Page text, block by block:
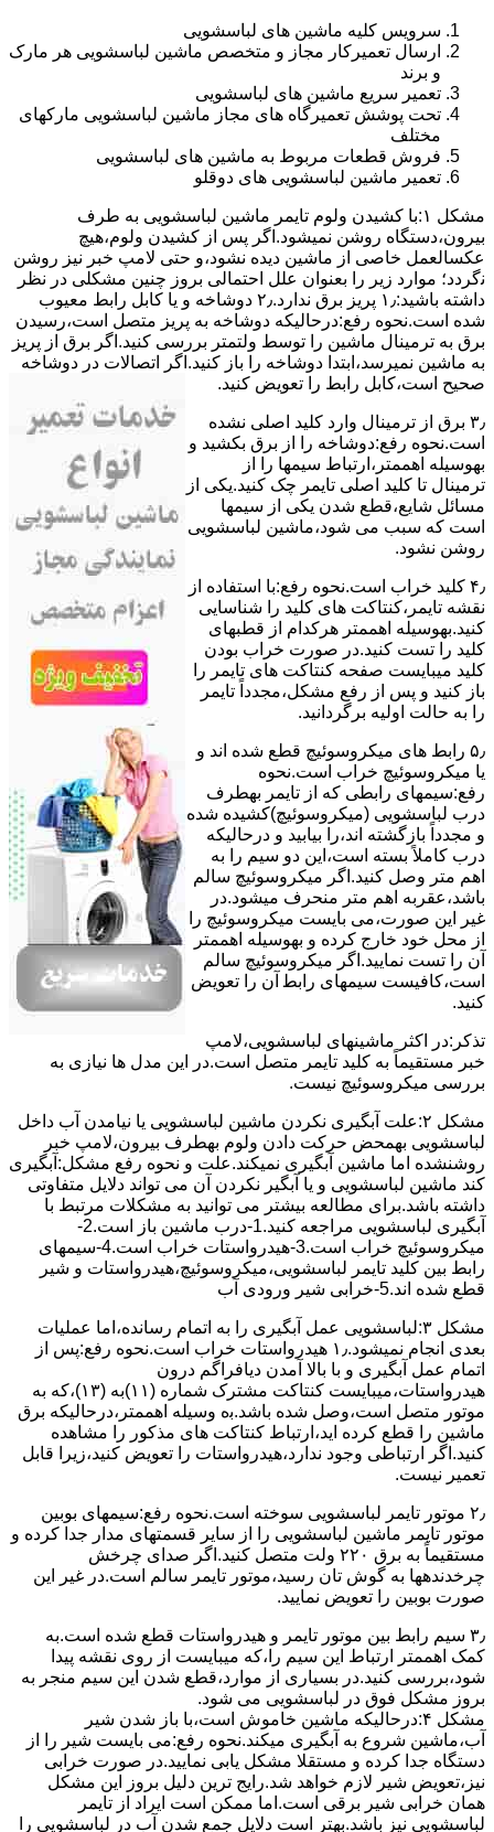
سرویس کلیه ماشین های لباسشویی
ارسال تعمیرکار مجاز و متخصص ماشین لباسشویی هر مارک
و برند
تعمیر سریع ماشین های لباسشویی
تحت پوشش تعمیرگاه های مجاز ماشین لباسشویی مارکهای
مختلف
فروش قطعات مربوط به ماشین های لباسشویی
تعمیر ماشین لباسشویی های دوقلو
مشکل ۱:ﺑﺎ ﮐﺸﯿﺪن وﻟﻮم ﺗﺎﯾﻤﺮ ماشین لباسشویی به طرف
ﺑﯿﺮون،دستگاه روﺷﻦ نمیشود.اﮔﺮ ﭘﺲ از ﮐﺸﯿﺪن وﻟﻮم،ﻫﯿﭻ
عکسالعمل ﺧﺎﺻﯽ از ﻣﺎﺷﯿﻦ دﯾﺪه نشود،و حتی ﻻﻣﭗ ﺧﺒﺮ ﻧﯿﺰ روﺷﻦ
ﻧگردد؛ موارد زیر را بعنوان ﻋﻠﻞ احتمالی بروز چنین مشکلی در نظر
داشته باشید:۱٫ ﭘﺮﯾﺰ ﺑﺮق ﻧﺪارد.۲٫ دوﺷﺎﺧﻪ و ﯾﺎ ﮐﺎﺑﻞ راﺑﻂ ﻣﻌﯿﻮب
ﺷﺪه است.نحوه رفع:درحالیکه دوﺷﺎﺧﻪ ﺑﻪ ﭘﺮﯾﺰ ﻣﺘﺼﻞ اﺳﺖ،رﺳﯿﺪن
ﺑﺮق ﺑﻪ ﺗﺮﻣﯿﻨﺎل ﻣﺎﺷﯿﻦ را ﺗﻮﺳﻂ ولتمتر بررسی ﮐﻨﯿﺪ.اﮔﺮ ﺑﺮق از ﭘﺮﯾﺰ
ﺑﻪ ﻣﺎﺷﯿﻦ نمیرسد،اﺑﺘﺪا دوشاخه را باز کنید.اﮔﺮ اﺗﺼﺎﻻت در دوشاخه
ﺻﺤﯿﺢ اﺳﺖ،ﮐﺎﺑﻞ راﺑﻂ را ﺗﻌﻮﯾﺾ کنید.
۳٫ ﺑﺮق از ﺗﺮﻣﯿﻨﺎل وارد ﮐﻠﯿﺪ اﺻﻠﯽ ﻧﺸﺪه
است.نحوه رﻓﻊ:دوشاخه را از ﺑﺮق بکشید و
بهوسیله اهممتر،ارﺗﺒﺎط سیمها را از
ﺗﺮﻣﯿﻨﺎل ﺗﺎ ﮐﻠﯿﺪ اﺻﻠﯽ ﺗﺎﯾﻤﺮ چک کنید.یکی از
مسائل شایع،ﻗﻄﻊ شدن ﯾﮑﯽ از سیمها
است که سبب می شود،ﻣﺎﺷﯿﻦ لباسشویی
روﺷﻦ نشود.
۴٫ ﮐﻠﯿﺪ ﺧﺮاب اﺳﺖ.نحوه رفع:ﺑﺎ اﺳﺘﻔﺎده از
ﻧﻘﺸﻪ ﺗﺎﯾﻤﺮ،ﮐﻨﺘﺎﮐﺖ ﻫﺎی ﮐﻠﯿﺪ را ﺷﻨﺎﺳﺎﯾﯽ
کنید.بهوسیله اهممتر هرکدام از قطبهای
ﮐﻠﯿﺪ را ﺗﺴﺖ ﮐﻨﯿﺪ.در ﺻﻮرت ﺧﺮاب ﺑﻮدن
ﮐﻠﯿﺪ میبایست ﺻﻔﺤﻪ ﮐﻨﺘﺎﮐﺖ ﻫﺎی ﺗﺎﯾﻤﺮ را
باز کنید و ﭘﺲ از رﻓﻊ مشکل،مجدداً ﺗﺎﯾﻤﺮ
را به حالت اوﻟﯿﻪ برگردانید.
۵٫ رابط های ﻣﯿﮑﺮوﺳﻮﺋﯿﭻ ﻗﻄﻊ شده اند و
ﯾﺎ ﻣﯿﮑﺮوﺳﻮﺋﯿﭻ ﺧﺮاب اﺳﺖ.نحوه
رفع:سیمهای راﺑﻄﯽ ﮐﻪ از ﺗﺎﯾﻤﺮ بهطرف
درب لباسشویی (ﻣﯿﮑﺮوﺳﻮﺋﯿﭻ)کشیده شده
و مجدداً بازگشته اند،را ﺑﯿﺎﺑﯿﺪ و درحالیکه
درب کاملاً ﺑﺴﺘﻪ اﺳﺖ،اﯾﻦ دو ﺳﯿﻢ را ﺑﻪ
اﻫﻢ ﻣﺘﺮ وصل کنید.اﮔﺮ ﻣﯿﮑﺮوﺳﻮﺋﯿﭻ ﺳﺎﻟﻢ
ﺑﺎﺷﺪ،ﻋﻘﺮﺑﻪ اهم متر ﻣﻨﺤﺮف میشود.در
ﻏﯿﺮ اﯾﻦ ﺻﻮرت،می بایست ﻣﯿﮑﺮوﺳﻮﺋﯿﭻ را
از ﻣﺤﻞ خود ﺧﺎرج کرده و بهوسیله اهممتر
آن را ﺗﺴﺖ ﻧﻤﺎﯾﯿﺪ.اﮔﺮ ﻣﯿﮑﺮوﺳﻮﺋﯿﭻ ﺳﺎﻟﻢ
اﺳﺖ،ﮐﺎﻓﯿﺴﺖ سیمهای راﺑﻄ آن را ﺗﻌﻮﯾﺾ
کنید.
ﺗﺬﮐﺮ:در اﮐﺜﺮ ماشینهای لباسشویی،ﻻﻣﭗ
ﺧﺒﺮ مستقیماً ﺑﻪ ﮐﻠﯿﺪ ﺗﺎﯾﻤﺮ ﻣﺘﺼﻞ اﺳﺖ.در اﯾﻦ مدل ها ﻧﯿﺎزی ﺑﻪ
بررسی ﻣﯿﮑﺮوﺳﻮﺋﯿﭻ نیست.
مشکل ۲:علت آبگیری نکردن ماشین لباسشویی یا نیامدن آب داخل
لباسشویی بهمحض ﺣﺮﮐﺖ دادن وﻟﻮم بهطرف ﺑﯿﺮون،ﻻﻣﭗ ﺧﺒﺮ
روشنشده اﻣﺎ ﻣﺎﺷﯿﻦ آﺑﮕﯿﺮی نمیکند.ﻋﻠﺖ و نحوه رﻓﻊ مشکل:آبگیری
کند ماشین لباسشویی و یا آبگیر نکردن آن می تواند دلایل متفاوتی
داشته باشد.برای مطالعه بیشتر می توانید به مشکلات مرتبط با
آبگیری لباسشویی مراجعه کنید.1-درب ﻣﺎﺷﯿﻦ ﺑﺎز اﺳﺖ.2-
ﻣﯿﮑﺮوﺳﻮﺋﯿﭻ ﺧﺮاب اﺳﺖ.3-ﻫﯿﺪرواﺳﺘﺎت ﺧﺮاب اﺳﺖ.4-سیمهای
راﺑﻂ ﺑﯿﻦ ﮐﻠﯿﺪ ﺗﺎﯾﻤﺮ لباسشویی،ﻣﯿﮑﺮوﺳﻮﺋﯿﭻ،ﻫﯿﺪرواﺳﺘﺎت و ﺷﯿﺮ
ﻗﻄﻊ ﺷﺪه اند.5-خرابی شیر ورودی آب
مشکل ۳:لباسشویی ﻋﻤﻞ آﺑﮕﯿﺮی را ﺑﻪ اﺗﻤﺎم رﺳﺎﻧﺪه،اﻣﺎ ﻋﻤﻠﯿﺎت
ﺑﻌﺪی اﻧﺠﺎم نمیشود.۱٫ ﻫﯿﺪرواﺳﺘﺎت ﺧﺮاب اﺳﺖ.نحوه رﻓﻊ:ﭘﺲ از
اﺗﻤﺎم عمل آﺑﮕﯿﺮی و ﺑﺎ ﺑﺎﻻ آﻣﺪن دﯾﺎﻓﺮاﮔﻢ درون
ﻫﯿﺪرواﺳﺘﺎت،میبایست ﮐﻨﺘﺎﮐﺖ ﻣﺸﺘﺮک شماره (۱۱)به (۱۳)،ﮐﻪ ﺑﻪ
ﻣﻮﺗﻮر ﻣﺘﺼﻞ اﺳﺖ،وﺻﻞ ﺷﺪه ﺑﺎﺷﺪ.ﺑه وسیله اهممتر،درحالیکه ﺑﺮق
ﻣﺎﺷﯿﻦ را ﻗﻄﻊ کرده اید،ارﺗﺒﺎط ﮐﻨﺘﺎﮐﺖ ﻫﺎی ﻣﺬﮐﻮر را ﻣﺸﺎﻫﺪه
کنید.اﮔﺮ ارﺗﺒﺎطی وجود ندارد،ﻫﯿﺪرواﺳﺘﺎت را ﺗﻌﻮﯾﺾ ﮐﻨﯿﺪ،زﯾﺮا قابل
ﺗﻌﻤﯿﺮ نیست.
۲٫ ﻣﻮﺗﻮر ﺗﺎﯾﻤﺮ لباسشویی ﺳﻮﺧﺘﻪ اﺳﺖ.نحوه رﻓﻊ:سیمهای ﺑﻮﺑﯿﻦ
ﻣﻮﺗﻮر ﺗﺎﯾﻤﺮ ماشین لباسشویی را از ﺳﺎﯾﺮ قسمتهای ﻣﺪار ﺟﺪا کرده و
مستقیماً ﺑﻪ برق ۲۲۰ وﻟﺖ ﻣﺘﺼﻞ کنید.اﮔﺮ ﺻﺪای ﭼﺮﺧﺶ
چرخدندهها به گوش تان رﺳﯿﺪ،ﻣﻮﺗﻮر ﺗﺎﯾﻤﺮ ﺳﺎﻟﻢ اﺳﺖ.در ﻏﯿﺮ اﯾﻦ
ﺻﻮرت ﺑﻮﺑﯿﻦ را ﺗﻌﻮﯾﺾ ﻧﻤﺎﯾﯿﺪ.
۳٫ ﺳﯿﻢ راﺑﻂ ﺑﯿﻦ ﻣﻮﺗﻮر ﺗﺎﯾﻤﺮ و ﻫﯿﺪرواﺳﺘﺎت ﻗﻄﻊ ﺷﺪه اﺳﺖ.به
کمک اهممتر ارﺗﺒﺎط اﯾﻦ ﺳﯿﻢ را،ﮐﻪ میبایست از روی ﻧﻘﺸﻪ ﭘﯿﺪا
ﺷﻮد،بررسی ﮐﻨﯿﺪ.در ﺑﺴﯿﺎری از موارد،ﻗﻄﻊ ﺷﺪن اﯾﻦ ﺳﯿﻢ ﻣﻨﺠﺮ ﺑﻪ
ﺑﺮوز مشکل ﻓﻮق در لباسشویی می شود.
مشکل ۴:درحالیکه ﻣﺎﺷﯿﻦ ﺧﺎﻣﻮش اﺳﺖ،ﺑﺎ ﺑﺎز ﺷﺪن ﺷﯿﺮ
آب،ﻣﺎﺷﯿﻦ ﺷﺮوع ﺑﻪ آﺑﮕﯿﺮی میکند.نحوه رﻓﻊ:می بایست ﺷﯿﺮ را از
دستگاه جدا کرده و مستقلا مشکل یابی نمایید.در صورت خرابی
نیز،تعویض شیر لازم خواهد شد.رایج ترین دلیل بروز این مشکل
همان خرابی شیر برقی است.اما ممکن است ایراد از تایمر
لباسشویی نیز باشد.بهتر است دلایل جمع شدن آب در لباسشویی را